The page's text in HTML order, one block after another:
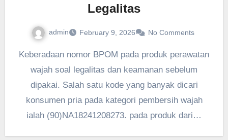
Legalitas
admin February 9, 2026 No Comments
Keberadaan nomor BPOM pada produk perawatan
wajah soal legalitas dan keamanan sebelum
dipakai. Salah satu kode yang banyak dicari
konsumen pria pada kategori pembersih wajah
ialah (90)NA18241208273. pada produk dari…